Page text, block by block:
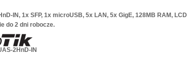
IN, 1x SFP, 1x microUSB, 5x LAN, 5x GigE, 128MB RAM, LCD
do 2 dni robocze.
2HnD-IN